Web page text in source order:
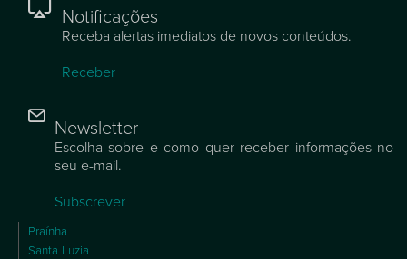
Notificações
Receba alertas imediatos de novos conteúdos.
Receber
Newsletter
Escolha sobre e como quer receber informações no
seu e-mail.
Subscrever
Praínha
Santa Luzia